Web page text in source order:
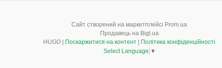
Сайт створений на маркетплейсі Prom.ua
Продавець на Bigl.ua
HUGO | Поскаржитися на контент | Політика конфіденційності
Select Language ▼